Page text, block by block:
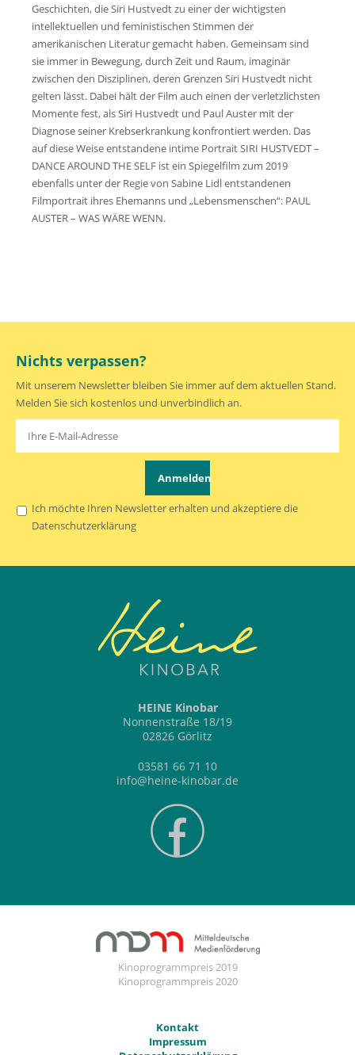
Geschichten, die Siri Hustvedt zu einer der wichtigsten
intellektuellen und feministischen Stimmen der
amerikanischen Literatur gemacht haben. Gemeinsam sind
sie immer in Bewegung, durch Zeit und Raum, imaginär
zwischen den Disziplinen, deren Grenzen Siri Hustvedt nicht
gelten lässt. Dabei hält der Film auch einen der verletzlichsten
Momente fest, als Siri Hustvedt und Paul Auster mit der
Diagnose seiner Krebserkrankung konfrontiert werden. Das
auf diese Weise entstandene intime Portrait SIRI HUSTVEDT –
DANCE AROUND THE SELF ist ein Spiegelfilm zum 2019
ebenfalls unter der Regie von Sabine Lidl entstandenen
Filmportrait ihres Ehemanns und „Lebensmenschen“: PAUL
AUSTER – WAS WÄRE WENN.
Nichts verpassen?
Mit unserem Newsletter bleiben Sie immer auf dem aktuellen Stand.
Melden Sie sich kostenlos und unverbindlich an.
Anmelden
Ich möchte Ihren Newsletter erhalten und akzeptiere die
Datenschutzerklärung
HEINE Kinobar
Nonnenstraße 18/19
02826 Görlitz
03581 66 71 10
info@heine-kinobar.de
Kinoprogrammpreis 2019
Kinoprogrammpreis 2020
Kontakt
Impressum